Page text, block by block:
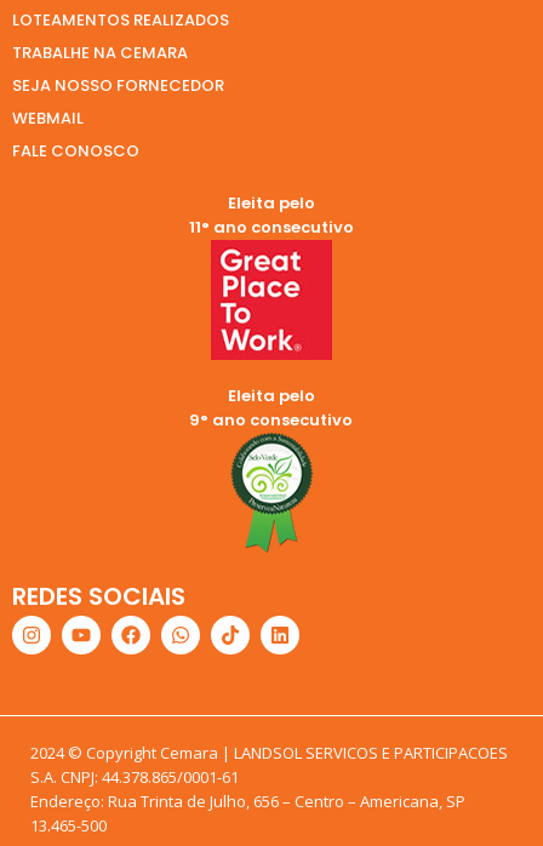
LOTEAMENTOS REALIZADOS
TRABALHE NA CEMARA
SEJA NOSSO FORNECEDOR
WEBMAIL
FALE CONOSCO
Eleita pelo
11° ano consecutivo
Eleita pelo
9° ano consecutivo
REDES SOCIAIS
2024 © Copyright Cemara | LANDSOL SERVICOS E PARTICIPACOES
S.A. CNPJ: 44.378.865/0001-61
Endereço: Rua Trinta de Julho, 656 – Centro – Americana, SP
13.465-500